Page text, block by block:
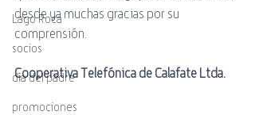
Lago Roca
socios
día del padre
promociones
desde ya muchas gracias por su
comprensión.
Cooperativa Telefónica de Calafate Ltda.